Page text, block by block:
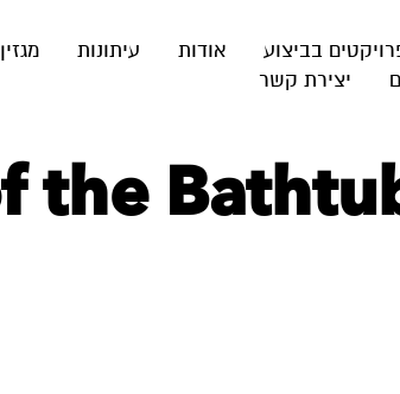
בביצוע אודות עיתונות מגזין
יצירת קשר
the